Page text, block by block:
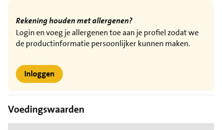
Rekening houden met allergenen?
Login en voeg je allergenen toe aan je profiel zodat we
de productinformatie persoonlijker kunnen maken.
Inloggen
Voedingswaarden